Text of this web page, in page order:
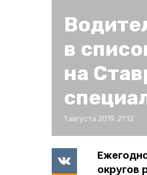
в
на
1 августа 2019, 21:12
округов